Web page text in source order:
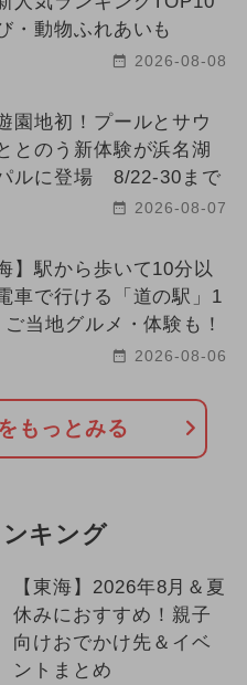
・動物ふれあいも
2026-08-08
園地初！プールとサウ
とのう新体験が浜名湖
ルに登場 8/22-30まで
2026-08-07
】駅から歩いて10分以
車で行ける「道の駅」1
ご当地グルメ・体験も！
2026-08-06
もっとみる
キング
【東海】2026年8月＆夏
休みにおすすめ！親子
向けおでかけ先＆イベ
ントまとめ